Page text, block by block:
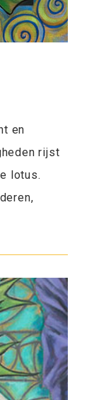
en
rijst
lotus.